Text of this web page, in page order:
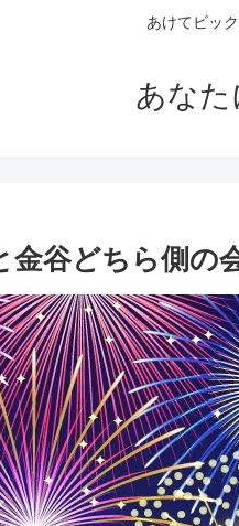
あけてビッ
あなた
金谷どちら側の